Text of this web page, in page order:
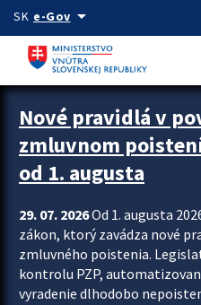
Preskocit na hlavný obsah
SK e-Govarrow_drop_down
Zastavit automatický posun upútavok
Nové pravidlá v
zmluvnom
od 1. augusta
29. 07. 2026Od 1. augusta
zákon, ktorý zavádza nové
zmluvného poistenia.
kontrolu PZP,
vyradenie dlhodobo